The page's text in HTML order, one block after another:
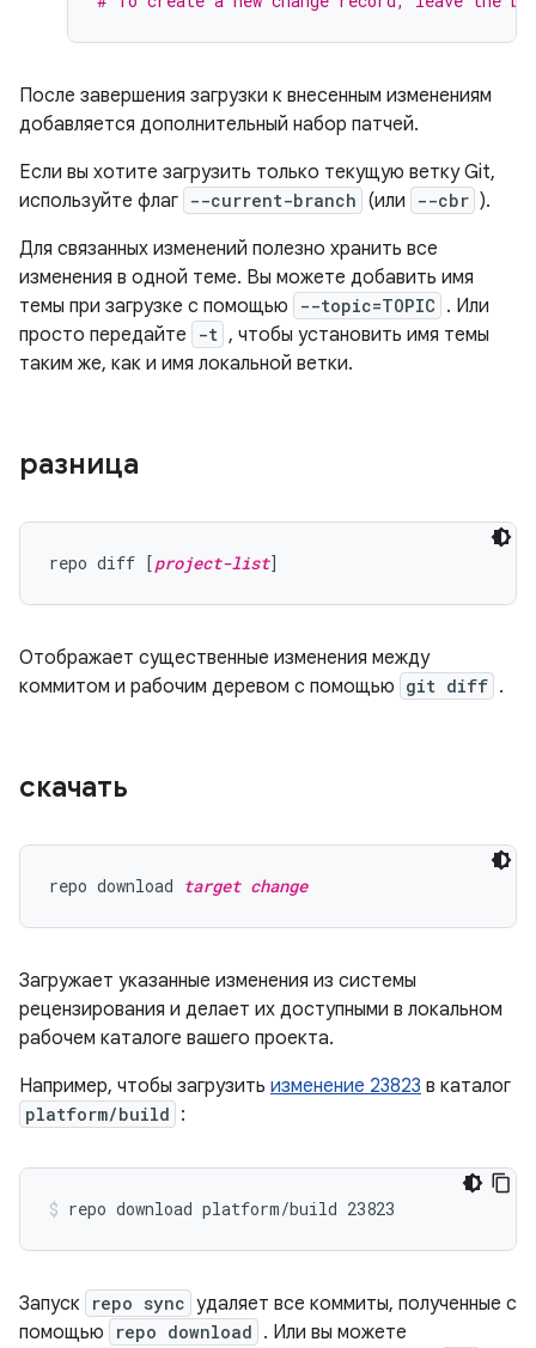
После завершения загрузки к внесенным изменениям
добавляется дополнительный набор патчей.
Если вы хотите загрузить только текущую ветку Git,
используйте флаг --current-branch (или --cbr ).
Для связанных изменений полезно хранить все
изменения в одной теме. Вы можете добавить имя
темы при загрузке с помощью
--topic=TOPIC . Или
просто передайте
-t , чтобы установить имя темы
таким же, как и имя локальной ветки.
разница
repo diff [project-list
Отображает существенные изменения между
коммитом и рабочим деревом с помощью git diff .
скачать
repo download target change
Загружает указанные изменения из системы
рецензирования и делает их доступными в локальном
рабочем каталоге вашего проекта.
Например, чтобы загрузить изменение 23823 в каталог
platform/build :
Запуск repo sync удаляет все коммиты, полученные с
помощью
repo download . Или вы можете